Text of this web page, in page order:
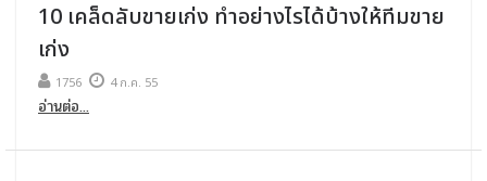
10 เคล็ดลับขายเก่ง ทำอย่างไรได้บ้างให้ทีมขาย
เก่ง
1756 4 ก.ค. 55
อ่านต่อ...